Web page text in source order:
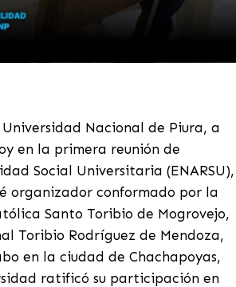
Nacional de Piura, a
en la primera reunión de
Social Universitaria (ENARSU),
organizador conformado por la
Santo Toribio de Mogrovejo,
Toribio Rodríguez de Mendoza,
en la ciudad de Chachapoyas,
ratificó su participación en